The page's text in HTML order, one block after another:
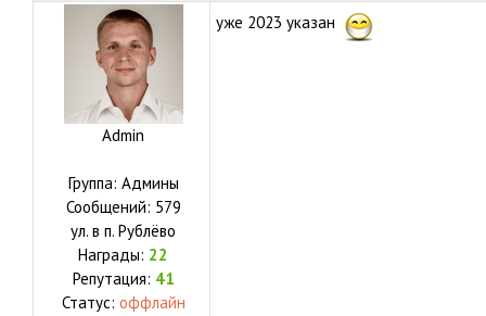
Admin
Группа: Админы
Сообщений: 579
ул. в п. Рублёво
Награды: 22
Репутация: 41
Статус: оффлайн
уже 2023 указан